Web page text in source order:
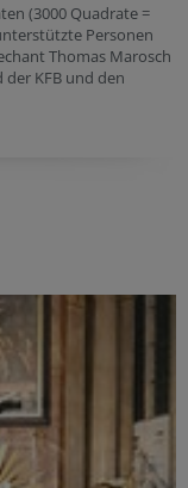
(3000 Quadrate =
Personen
Thomas Marosch
KFB und den